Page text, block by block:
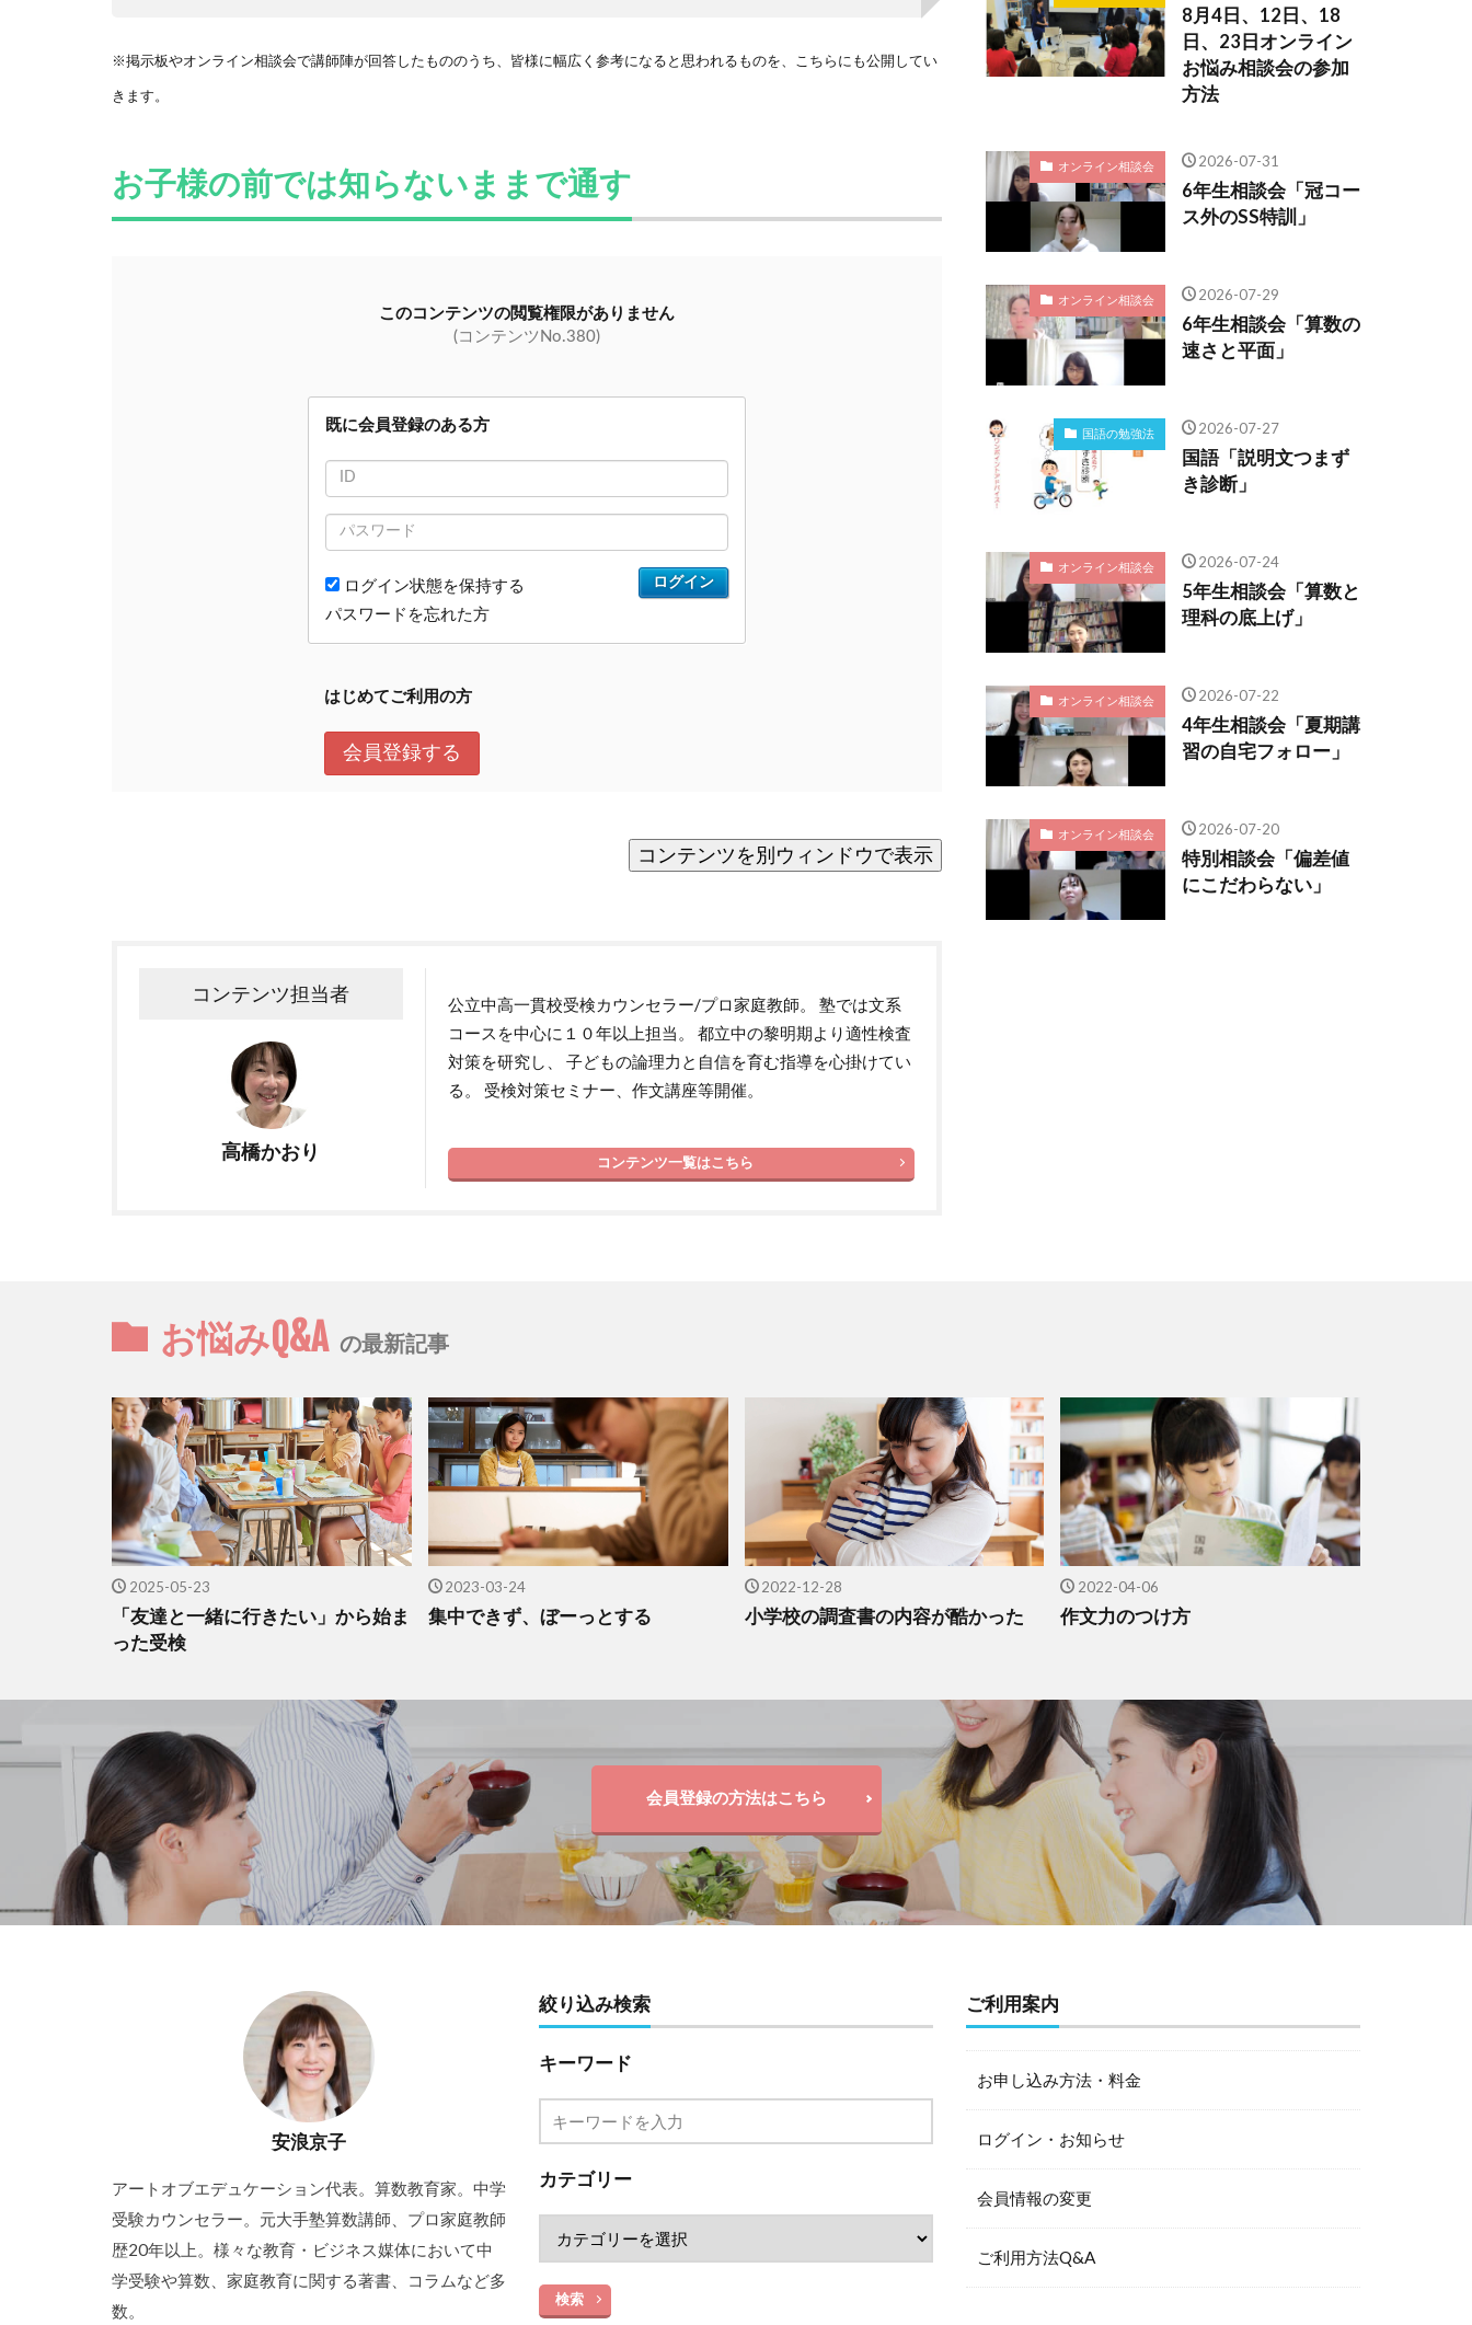
※掲示板やオンライン相談会で講師陣が回答したもののうち、皆様に幅広く参考になると思われるものを、こちらにも公開してい
きます。
お子様の前では知らないままで通す
コンテンツ担当者
高橋かおり
公立中高一貫校受検カウンセラー/プロ家庭教師。 塾では文系
コースを中心に１０年以上担当。 都立中の黎明期より適性検査
対策を研究し、 子どもの論理力と自信を育む指導を心掛けてい
る。 受検対策セミナー、作文講座等開催。
コンテンツ一覧はこちら
8月4日、12日、18
日、23日オンライン
お悩み相談会の参加
方法
オンライン相談会 2026-07-31
6年生相談会「冠コー
ス外のSS特訓」
オンライン相談会 2026-07-29
6年生相談会「算数の
速さと平面」
国語の勉強法 2026-07-27
国語「説明文つまず
き診断」
オンライン相談会 2026-07-24
5年生相談会「算数と
理科の底上げ」
オンライン相談会 2026-07-22
4年生相談会「夏期講
習の自宅フォロー」
オンライン相談会 2026-07-20
特別相談会「偏差値
にこだわらない」
お悩みQ&A の最新記事
2025-05-23
「友達と一緒に行きたい」から始ま
った受検
2023-03-24
集中できず、ぼーっとする
2022-12-28
小学校の調査書の内容が酷かった
2022-04-06
作文力のつけ方
会員登録の方法はこちら
安浪京子
アートオブエデュケーション代表。算数教育家。中学
受験カウンセラー。元大手塾算数講師、プロ家庭教師
歴20年以上。様々な教育・ビジネス媒体において中
学受験や算数、家庭教育に関する著書、コラムなど多
数。
絞り込み検索
キーワード
カテゴリー
検索
ご利用案内
お申し込み方法・料金
ログイン・お知らせ
会員情報の変更
ご利用方法Q&A